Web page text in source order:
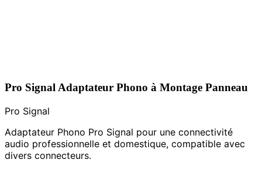
Pro Signal Adaptateur Phono à Montage Panneau
Pro Signal
Adaptateur Phono Pro Signal pour une connectivité
audio professionnelle et domestique, compatible avec
divers connecteurs.